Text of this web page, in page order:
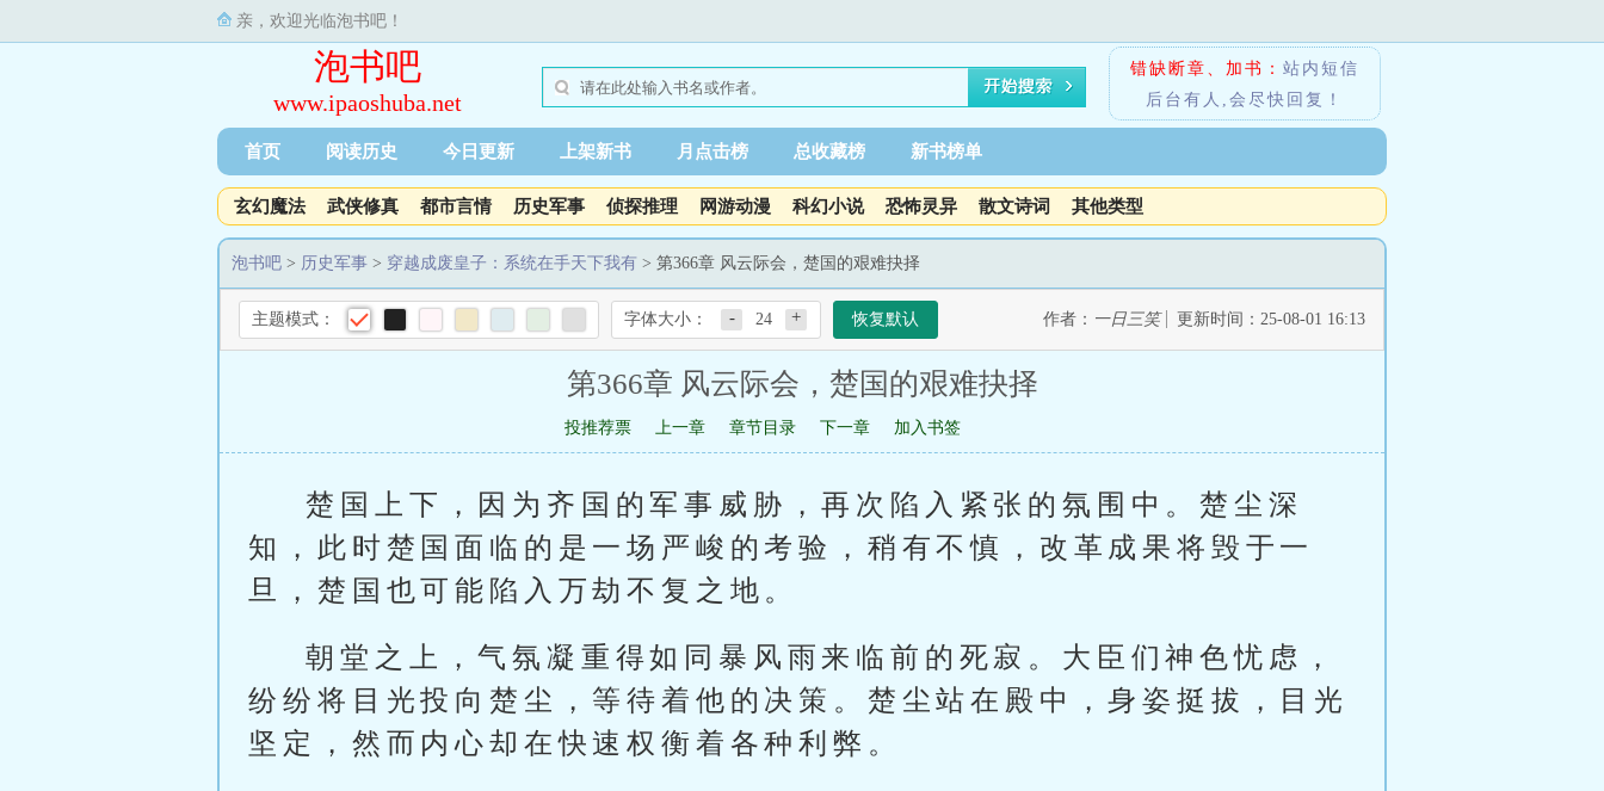
亲，欢迎光临泡书吧！
泡书吧
www.ipaoshuba.net
错缺断章、加书： 站内短信
后台有人,会尽快回复！
首页 阅读历史 今日更新 上架新书 月点击榜 总收藏榜 新书榜单
玄幻魔法 武侠修真 都市言情 历史军事 侦探推理 网游动漫 科幻小说 恐怖灵异 散文诗词 其他类型
泡书吧 > 历史军事 > 穿越成废皇子：系统在手天下我有 > 第366章 风云际会，楚国的艰难抉择
主题模式： 字体大小： - 24 + 恢复默认 作者： 一日三笑 更新时间：25-08-01 16:13
第366章 风云际会，楚国的艰难抉择
投推荐票 上一章 章节目录 下一章 加入书签
楚国上下，因为齐国的军事威胁，再次陷入紧张的氛围中。楚尘深
知，此时楚国面临的是一场严峻的考验，稍有不慎，改革成果将毁于一
旦，楚国也可能陷入万劫不复之地。
朝堂之上，气氛凝重得如同暴风雨来临前的死寂。大臣们神色忧虑，
纷纷将目光投向楚尘，等待着他的决策。楚尘站在殿中，身姿挺拔，目光
坚定，然而内心却在快速权衡着各种利弊。